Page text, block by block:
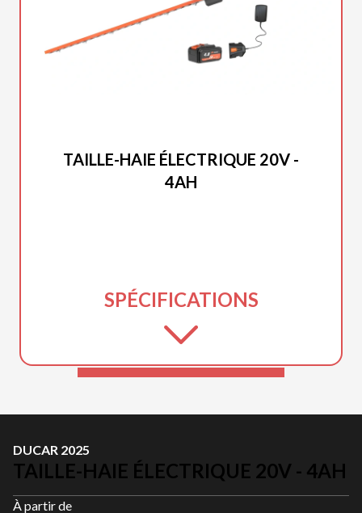
TAILLE-HAIE ÉLECTRIQUE 20V -
4AH
SPÉCIFICATIONS
DUCAR 2025
TAILLE-HAIE ÉLECTRIQUE 20V - 4AH
À partir de